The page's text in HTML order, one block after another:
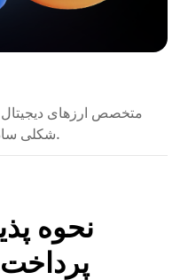
متخصص ارزهای دیجیتال
شکلی ساده و قابل فهم توضیح می‌دهد.